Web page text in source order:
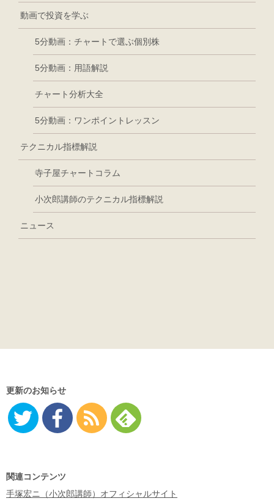
動画で投資を学ぶ
5分動画：チャートで選ぶ個別株
5分動画：用語解説
チャート分析大全
5分動画：ワンポイントレッスン
テクニカル指標解説
寺子屋チャートコラム
小次郎講師のテクニカル指標解説
ニュース
更新のお知らせ
関連コンテンツ
手塚宏ニ（小次郎講師）オフィシャルサイト